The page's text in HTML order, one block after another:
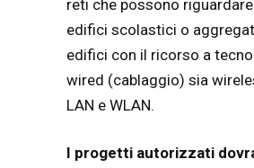
reti che possono
edifici scolastici o
edifici con il ricorso a
wired (cablaggio) sia
LAN e WLAN.
I progetti autorizzati